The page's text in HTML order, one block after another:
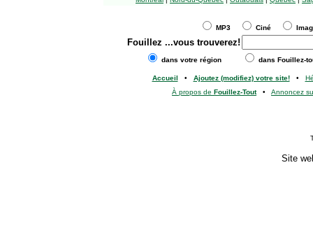
MP3 Ciné
Fouillez ...vous trouverez!
dans votre région dans Fouillez-
Accueil • Ajoutez (modifiez) votre site!•
À propos de Fouillez-Tout• Annoncez
Site